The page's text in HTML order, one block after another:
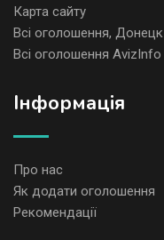
Карта сайту
Всі оголошення, Донецк
Всі оголошення AvizInfo
Iнформація
Про нас
Як додати оголошення
Рекомендації